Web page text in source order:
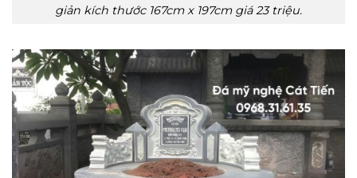
giản kích thước 167cm x 197cm giá 23 triệu.